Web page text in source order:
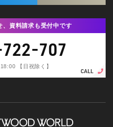
、資料請求も受付中です
707
【日祝除く】
CALL